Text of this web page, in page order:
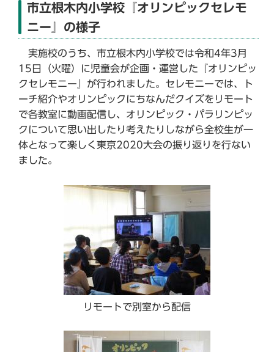
市立根木内小学校『オリンピックセレモ
ニー』の様子
実施校のうち、市立根木内小学校では令和4年3月
15日（火曜）に児童会が企画・運営した『オリンピッ
クセレモニー』が行われました。セレモニーでは、ト
ーチ紹介やオリンピックにちなんだクイズをリモート
で各教室に動画配信し、オリンピック・パラリンピッ
クについて思い出したり考えたりしながら全校生が一
体となって楽しく東京2020大会の振り返りを行ない
ました。
リモートで別室から配信